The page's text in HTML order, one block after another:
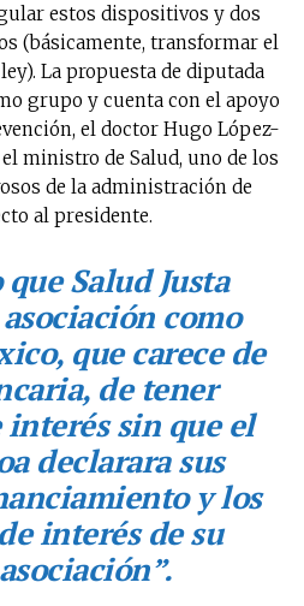
estos dispositivos y dos
(básicamente, transformar el
La propuesta de diputada
grupo y cuenta con el apoyo
el doctor Hugo López-
ministro de Salud, uno de los
de la administración de
al presidente.
queSalud Justa
como
que carece de
de tener
sin que el
declarara sus
y los
interés de su
.